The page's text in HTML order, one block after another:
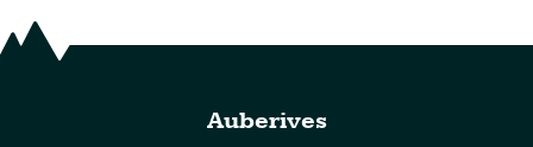
Auberives